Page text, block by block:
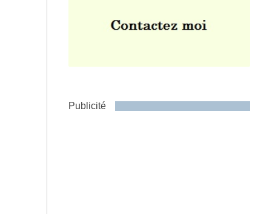
Publicité